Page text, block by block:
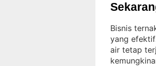
Bisnis
yang efektif
air tetap